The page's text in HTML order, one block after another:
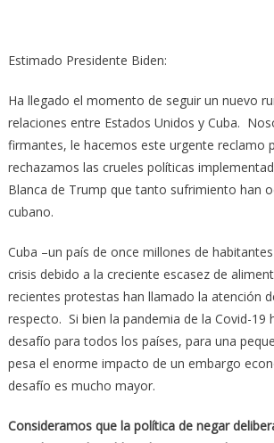
Estimado Presidente Biden:
Ha llegado el momento de seguir un nuevo
relaciones entre Estados Unidos y Cuba.
firmantes, le hacemos este urgente reclamo
rechazamos las crueles políticas
Blanca de Trump que tanto sufrimiento han
cubano.
Cuba –un país de once millones de
crisis debido a la creciente escasez de
recientes protestas han llamado la atención
respecto. Si bien la pandemia de la Covid-19
desafío para todos los países, para una
pesa el enorme impacto de un embargo
desafío es mucho mayor.
Consideramos que la política de negar